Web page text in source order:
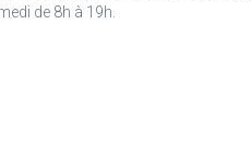
de 8h à 19h.